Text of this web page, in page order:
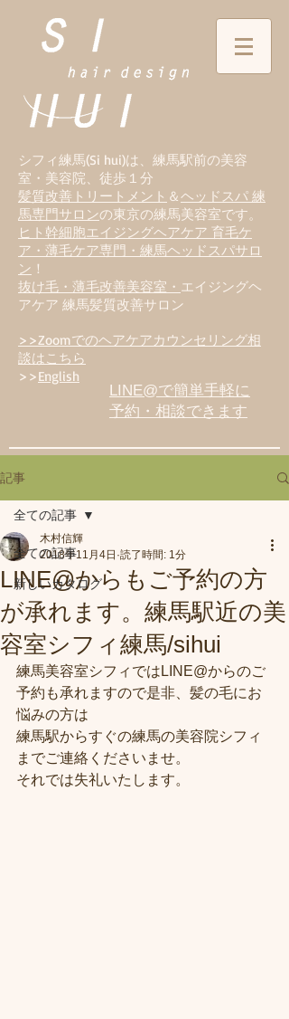
シフィ練馬(Si hui)は、 練馬駅前の美容
室・美容院、徒歩１分
髪質改善トリートメント ＆ヘッドスパ 練
馬専門サロンの東京の練馬美容室です。
ヒト幹細胞エイジングヘアケア 育毛ケ
ア・薄毛ケア専門・練馬ヘッドスパサロ
ン ！
抜け毛・薄毛改善美容室・ エイジングヘ
アケア 練馬髪質改善サロン
>>Zoomでのヘアケアカウンセリング相
談はこちら
>>English
LINE@で簡単手軽に
予約・相談できます
記事
全ての記事
新しいカタログ
全ての記事
LINE@からもご予約の方
が承れます。練馬駅近の美
容室シフィ練馬/sihui
木村信輝
2018年11月4日 読了時間: 1分
練馬美容室シフィではLINE@からのご
予約も承れますので是非、髪の毛にお
悩みの方は
練馬駅からすぐの練馬の美容院シフィ
までご連絡くださいませ。
それでは失礼いたします。